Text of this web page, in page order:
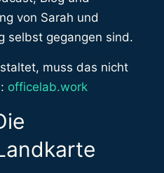
von Sarah und
selbst gegangen sind.
muss das nicht
officelab.work